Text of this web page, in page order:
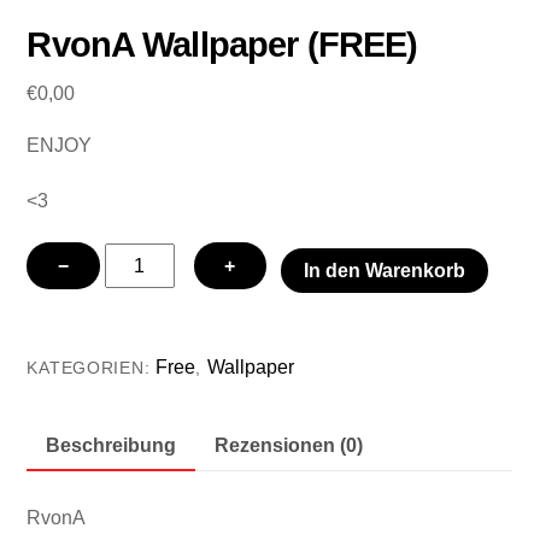
RvonA Wallpaper (FREE)
€0,00
ENJOY
<3
−
RvonA
Wallpaper
+ In den Warenkorb
KATEGORIEN: Free, Wallpaper
Beschreibung Rezensionen (0)
RvonA